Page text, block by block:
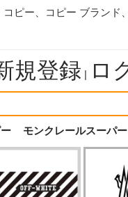
ピー、コピー ブランド
規登録 | ロ
モンクレールスーパ